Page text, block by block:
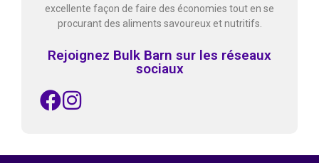
excellente façon de faire des économies tout en se
procurant des aliments savoureux et nutritifs.
Rejoignez Bulk Barn sur les réseaux
sociaux